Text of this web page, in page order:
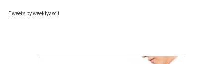
Tweets by weeklyascii